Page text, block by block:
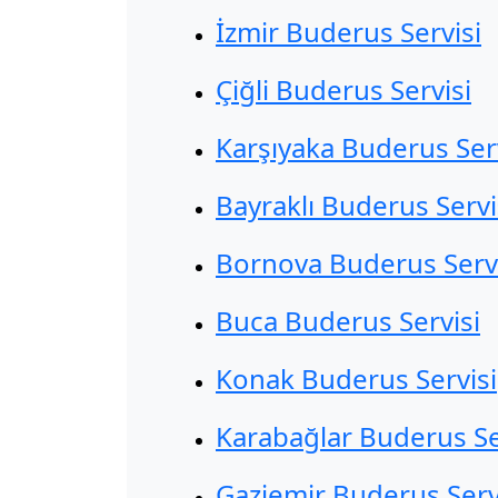
İzmir Buderus Servisi
Çiğli Buderus Servisi
Karşıyaka Buderus
Bayraklı Buderus
Bornova Buderus
Buca Buderus Servisi
Konak Buderus Servisi
Karabağlar Buderus